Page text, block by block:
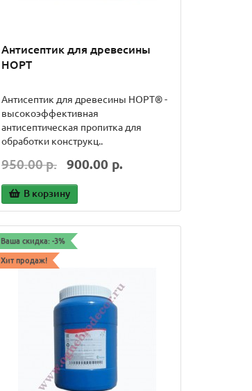
Антисептик для древесины
НОРТ
Антисептик для древесины НОРТ® -
высокоэффективная
антисептическая пропитка для
обработки конструкц..
950.00 р. 900.00 р.
В корзину
Ваша скидка: -3%
Хит продаж!